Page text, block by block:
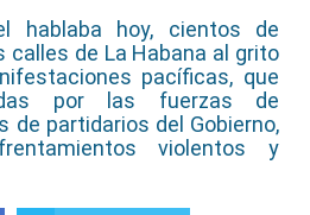
hablaba hoy, cientos de
calles de La Habana al grito
pacíficas, que
por las fuerzas de
de partidarios del Gobierno,
violentos y